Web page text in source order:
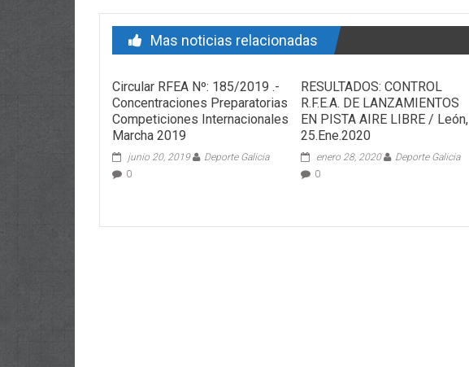
Mas noticias relacionadas
Circular RFEA Nº: 185/2019 .-
Concentraciones Preparatorias
Competiciones Internacionales
Marcha 2019
junio 20, 2019
Deporte Galicia
0
RESULTADOS: CONTROL
R.F.E.A. DE LANZAMIENTOS
EN PISTA AIRE LIBRE / León,
25.Ene.2020
enero 28, 2020
Deporte Galicia
0